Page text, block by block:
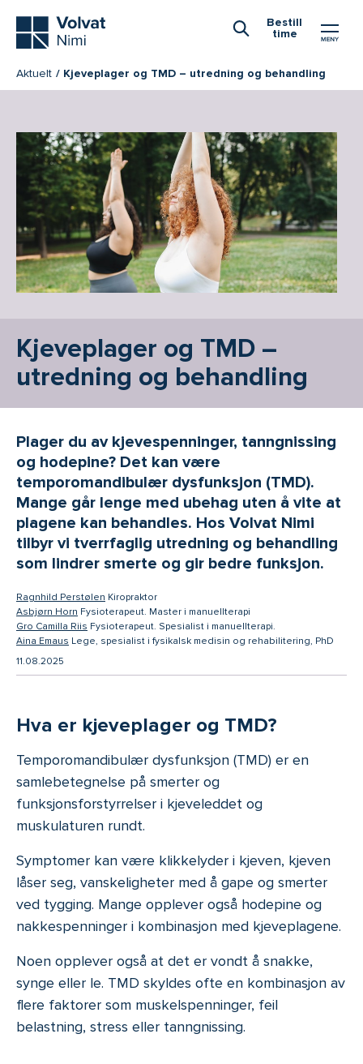
Bestill
time
Aktuelt Kjeveplager og TMD – utredning og behandling
Kjeveplager og TMD –
utredning og behandling
Plager du av kjevespenninger, tanngnissing
og hodepine? Det kan være
temporomandibulær dysfunksjon (TMD).
Mange går lenge med ubehag uten å vite at
plagene kan behandles. Hos Volvat Nimi
tilbyr vi tverrfaglig utredning og behandling
som lindrer smerte og gir bedre funksjon.
Ragnhild Perstølen -Kiropraktor
Asbjørn Horn -Fysioterapeut. Master i manuellterapi
Gro Camilla Riis -Fysioterapeut. Spesialist i manuellterapi.
Aina Emaus -Lege, spesialist i fysikalsk medisin og rehabilitering, PhD
11.08.2025
Hva er kjeveplager og TMD?
Temporomandibulær dysfunksjon (TMD) er en
samlebetegnelse på smerter og
funksjonsforstyrrelser i kjeveleddet og
muskulaturen rundt.
Symptomer kan være klikkelyder i kjeven, kjeven
låser seg, vanskeligheter med å gape og smerter
ved tygging. Mange opplever også hodepine og
nakkespenninger i kombinasjon med kjeveplagene.
Noen opplever også at det er vondt å snakke,
synge eller le. TMD skyldes ofte en kombinasjon av
flere faktorer som muskelspenninger, feil
belastning, stress eller tanngnissing.